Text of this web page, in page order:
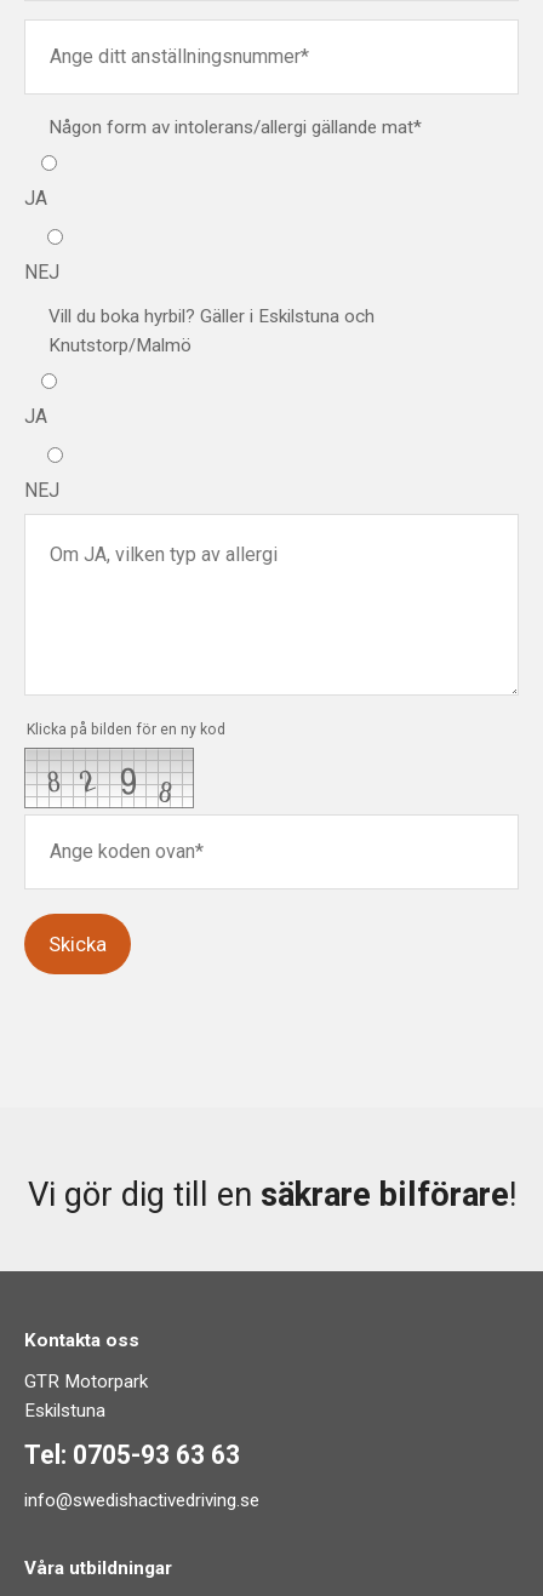
Någon form av intolerans/allergi gällande mat*
JA
NEJ
Vill du boka hyrbil? Gäller i Eskilstuna och
Knutstorp/Malmö
JA
NEJ
Klicka på bilden för en ny kod
Skicka
Vi gör dig till en säkrare bilförare!
Kontakta oss
GTR Motorpark
Eskilstuna
Tel: 0705-93 63 63
info@swedishactivedriving.se
Våra utbildningar